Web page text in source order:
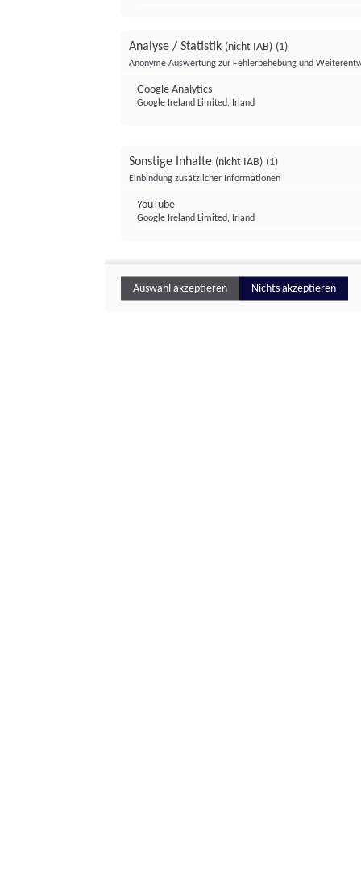
Analyse / Statistik (nicht IAB) (1)
Anonyme Auswertung zur Fehlerbehebung und
Google Analytics
Google Ireland Limited, Irland
Sonstige Inhalte (nicht IAB) (1)
Einbindung zusätzlicher Informationen
YouTube
Google Ireland Limited, Irland
Auswahl akzeptieren Nichts akzeptieren